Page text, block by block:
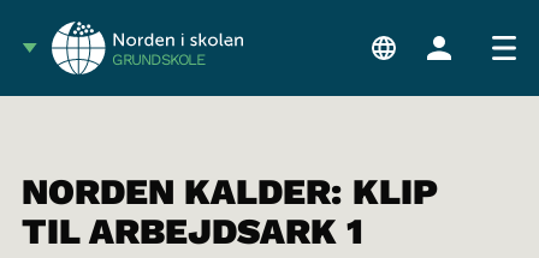
GRUNDSKOLE
NORDEN KALDER: KLIP
TIL ARBEJDSARK 1